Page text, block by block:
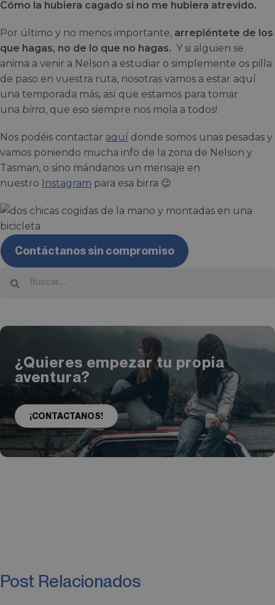
Cómo la hubiera cagado si no me hubiera atrevido.
Por último y no menos importante, arrepiéntete de los
que hagas, no de lo que no hagas. Y si alguien se
anima a venir a Nelson a estudiar o simplemente os pilla
de paso en vuestra ruta, nosotras vamos a estar aquí
una temporada más, así que estamos para tomar
una birra, que eso siempre nos mola a todos!
Nos podéis contactar aquí donde somos unas pesadas y
vamos poniendo mucha info de la zona de Nelson y
Tasman, o sino mándanos un mensaje en
nuestro Instagram para esa birra 😉
Contáctanos sin compromiso
¿Quieres empezar tu propia
aventura?
¡CONTACTANOS!
Post Relacionados